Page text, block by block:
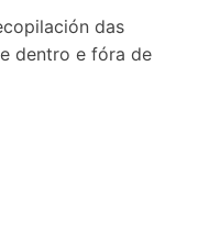
das
dentro e fóra de